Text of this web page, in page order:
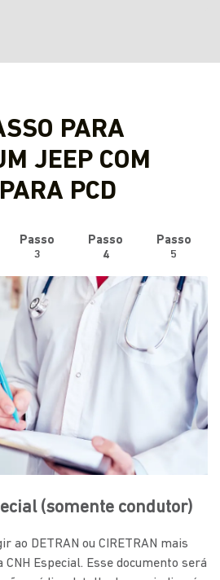
PARA
JEEP COM
PCD
Passo
3
Passo
4
Passo
5
(somente condutor)
ao DETRAN ou CIRETRAN mais
Especial. Esse documento será